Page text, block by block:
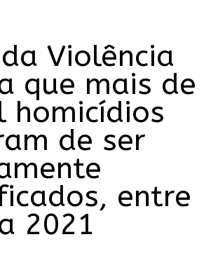
Violência
que mais de
homicídios
de ser
entre
2021